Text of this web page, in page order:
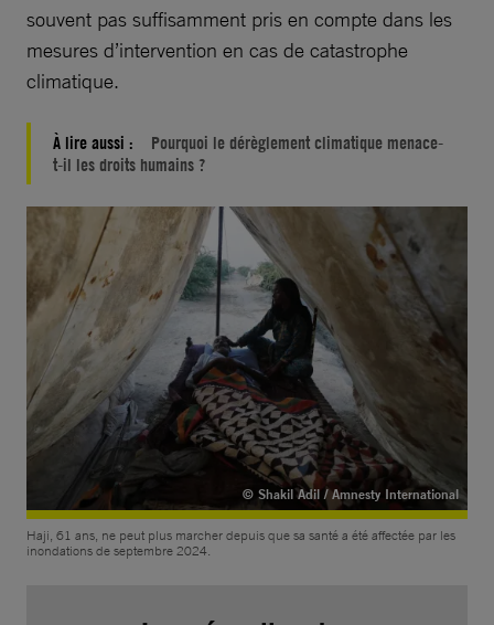
souvent pas suffisamment pris en compte dans les
mesures d’intervention en cas de catastrophe
climatique.
À lire aussi :
Pourquoi le dérèglement climatique menace-
t-il les droits humains ?
© Shakil Adil / Amnesty International
Haji, 61 ans, ne peut plus marcher depuis que sa santé a été affectée par les
inondations de septembre 2024.